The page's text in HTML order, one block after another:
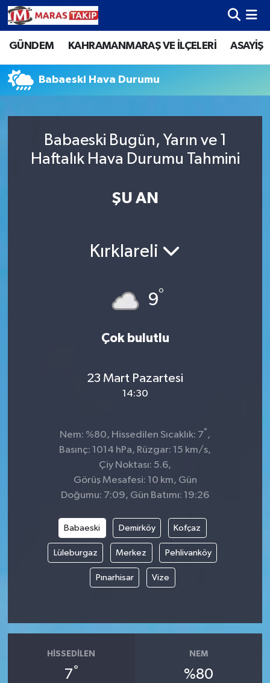
GÜNDEM KAHRAMANMARAŞ VE İLÇELERİ ASAYİŞ
Babaeski Hava Durumu
Babaeski Bugün, Yarın ve 1
Haftalık Hava Durumu Tahmini
ŞU AN
Kırklareli
9°
Çok bulutlu
23 Mart Pazartesi
14:30
Nem: %80, Hissedilen Sıcaklık: 7° ,
Basınç: 1014 hPa, Rüzgar: 15 km/s,
Çiy Noktası: 5.6,
Görüş Mesafesi: 10 km, Gün
Doğumu: 7:09, Gün Batımı: 19:26
Babaeski Demirköy Kofçaz
Lüleburgaz Merkez Pehlivanköy
Pınarhisar Vize
HISSEDILEN
7°
NEM
%80
Kahramanmaraş Nöbetçi Eczaneler
Kahramanmaraş Hava Durumu
Kahramanmaraş Trafik Yoğunluk Haritası